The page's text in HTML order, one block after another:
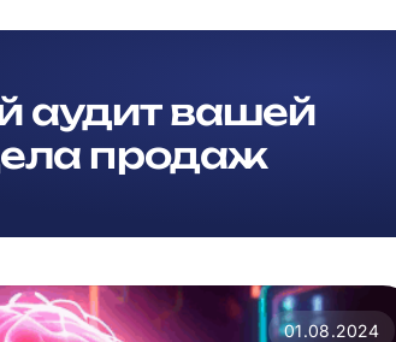
аудит вашей
продаж
01.08.2024